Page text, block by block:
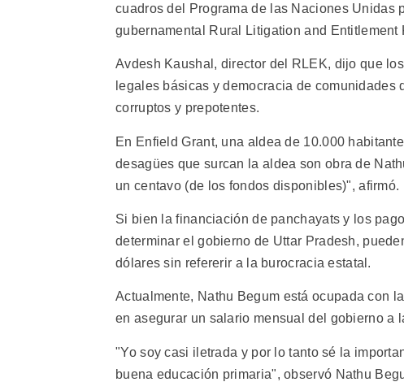
cuadros del Programa de las Naciones Unidas
gubernamental Rural Litigation and Entitlement
Avdesh Kaushal, director del RLEK, dijo que
legales básicas y democracia de
corruptos y prepotentes.
En Enfield Grant, una aldea de 10.000
desagües que surcan la aldea son obra de
un centavo (de los fondos disponibles)", afirmó.
Si bien la financiación de panchayats y los
determinar el gobierno de Uttar Pradesh,
dólares sin refererir a la burocracia estatal.
Actualmente, Nathu Begum está ocupada con
en asegurar un salario mensual del gobierno a
"Yo soy casi iletrada y por lo tanto sé la
buena educación primaria", observó Nathu